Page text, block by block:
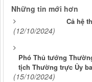
Những tin mới hơn
Cả hệ
(12/10/2024)
Phó Thủ tướng
tịch Thường trực Ủy
(15/10/2024)